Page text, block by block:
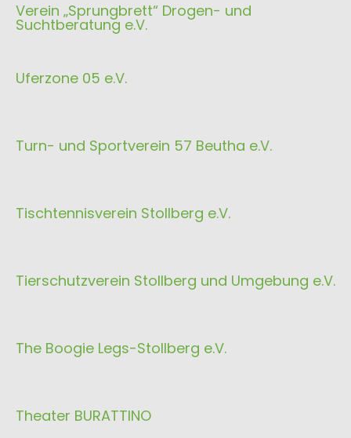
Verein „Sprungbrett“ Drogen- und
Suchtberatung e.V.
Uferzone 05 e.V.
Turn- und Sportverein 57 Beutha e.V.
Tischtennisverein Stollberg e.V.
Tierschutzverein Stollberg und Umgebung e.V.
The Boogie Legs-Stollberg e.V.
Theater BURATTINO